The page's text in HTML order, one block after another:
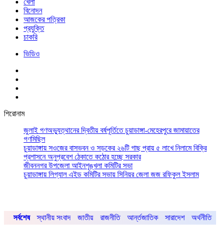
খেলা
বিনোদন
আজকের পত্রিকা
প্রযুক্তি
চাকরি
ভিডিও
শিরোনাম
জুলাই গণঅভ্যুত্থানের দ্বিতীয় বর্ষপূর্তিতে চুয়াডাঙ্গা-মেহেরপুরে জামায়াতের
গণমিছিল
চুয়াডাঙ্গায় সওজের বাসভবন ও সড়কের ২৬টি গাছ প্রায় ৫ লাখে নিলামে বিক্রি
প্রশাসনে অনুপ্রবেশ ঠেকাতে কঠোর হচ্ছে সরকার
জীবননগর উপজেলা আইনশৃঙ্খলা কমিটির সভা
চুয়াডাঙ্গায় লিগ্যাল এইড কমিটির সভায় সিনিয়র জেলা জজ রফিকুল ইসলাম
সর্বশেষ স্থানীয় সংবাদ জাতীয় রাজনীতি আর্ন্তজাতিক সারাদেশ অর্থনীতি